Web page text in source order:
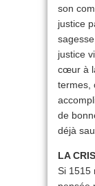
son
justice
justice
cœur à
termes,
de
déjà
LA
Si 1515